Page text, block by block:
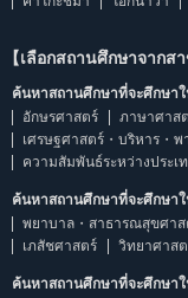
【เลือกสถานศึกษาจากสา
ค้นหาสถานศึกษาที่จะศึกษา
อักษรศาสตร์
ภาษาศาส
เศรษฐศาสตร์・บริหาร・
ความสัมพันธ์ระหว่างประเ
ค้นหาสถานศึกษาที่จะศึกษา
พยาบาล・สาธารณสุขศาส
เภสัชศาสตร์
วิทยาศาส
ค้นหาสถานศึกษาที่จะศึกษา